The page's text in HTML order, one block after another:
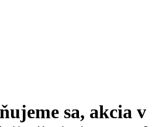
sa, akcia v